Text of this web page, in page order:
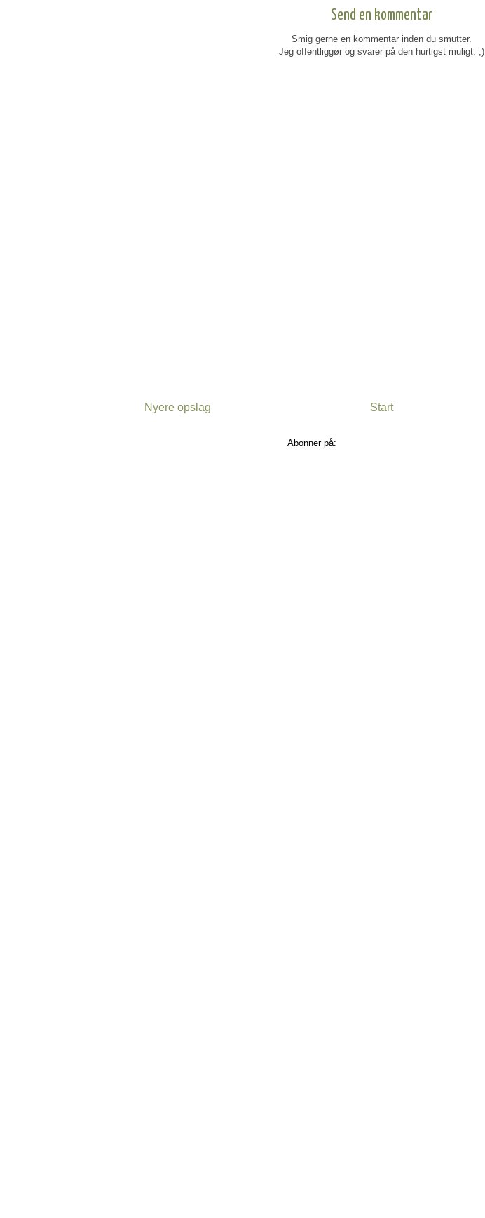
Send en kommentar
Smig gerne en kommentar inden du smutter.
Jeg offentliggør og svarer på den hurtigst muligt. ;)
Nyere opslag Start
Abonner på: